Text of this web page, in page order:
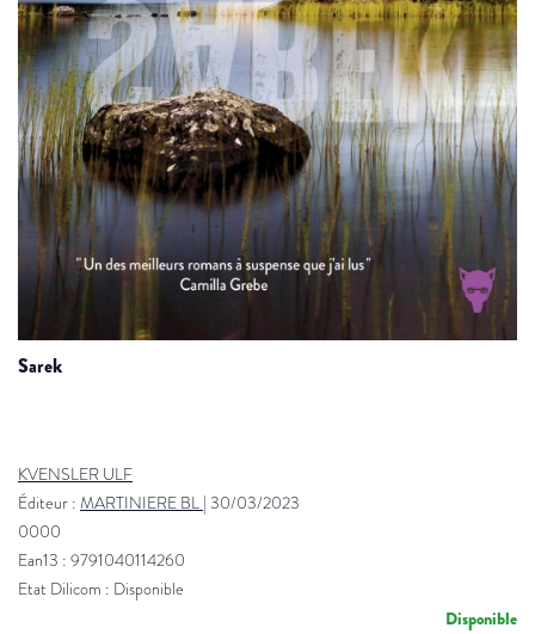
sarek
KVENSLER ULF
Éditeur : MARTINIERE BL | 30/03/2023
0000
Ean13 : 9791040114260
Etat Dilicom : Disponible
Disponible